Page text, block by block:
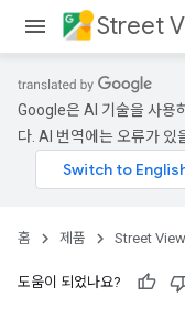
Street
Google은 AI 기술을 사용
다. AI 번역에는 오류가 있
홈 제품 Street View
도움이 되었나요?